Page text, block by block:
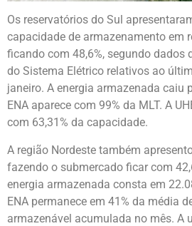
Os reservatórios do Sul
capacidade de armazenamento em
ficando com 48,6%, segundo dados
do Sistema Elétrico relativos ao
janeiro. A energia armazenada caiu
ENA aparece com 99% da MLT. A
com 63,31% da capacidade.
A região Nordeste também
fazendo o submercado ficar com
energia armazenada consta em
ENA permanece em 41% da média
armazenável acumulada no mês. A